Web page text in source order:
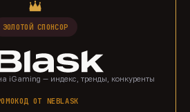
ЗОЛОТОЙ СПОНСОР
iGaming — индекс, тренды, конкуренты
ОТ NEBLASK